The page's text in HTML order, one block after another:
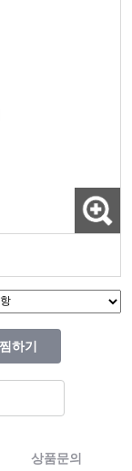
찜하기
상품문의